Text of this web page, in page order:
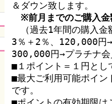
＆ダウン致します。
※前月までのご購入
（過去1年間の購入
3％＋2％、120,000円
300,000円→プラチナ会
■１ポイント＝１円とし
■最大ご利用可能ポイン
です。